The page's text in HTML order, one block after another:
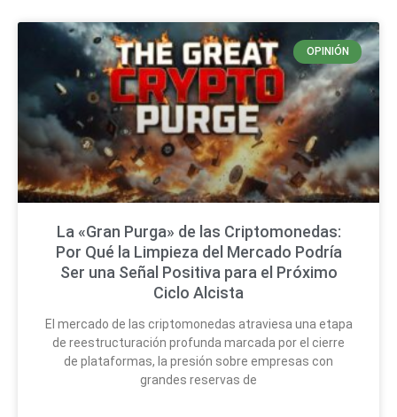
OPINIÓN
La «Gran Purga» de las Criptomonedas:
Por Qué la Limpieza del Mercado Podría
Ser una Señal Positiva para el Próximo
Ciclo Alcista
El mercado de las criptomonedas atraviesa una etapa
de reestructuración profunda marcada por el cierre
de plataformas, la presión sobre empresas con
grandes reservas de